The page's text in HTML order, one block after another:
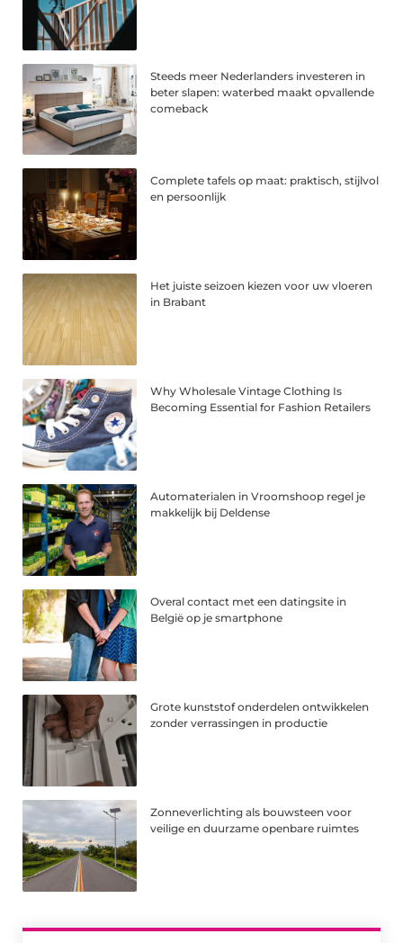
Steeds meer Nederlanders investeren in
beter slapen: waterbed maakt opvallende
comeback
Complete tafels op maat: praktisch, stijlvol
en persoonlijk
Het juiste seizoen kiezen voor uw vloeren
in Brabant
Why Wholesale Vintage Clothing Is
Becoming Essential for Fashion Retailers
Automaterialen in Vroomshoop regel je
makkelijk bij Deldense
Overal contact met een datingsite in
België op je smartphone
Grote kunststof onderdelen ontwikkelen
zonder verrassingen in productie
Zonneverlichting als bouwsteen voor
veilige en duurzame openbare ruimtes